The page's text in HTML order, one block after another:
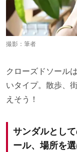
撮影：筆者
クローズドソール
いタイプ。散歩、
えそう！
サンダルとし
ール、場所を